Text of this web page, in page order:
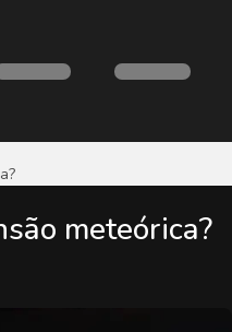
meteórica?